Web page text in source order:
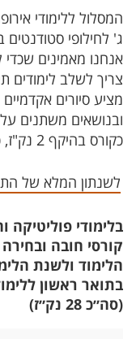
המסלול ללימודי
אנחנו מאמינים שכדי
צריך לשלב לימודים
מציע סיורים
ובנושאים משתנים
כקורס בהיקף 2 נק"ז, כחלק מתוכנית הלימודים.​​
לשנתון המלא של
בלימודי פוליטיקה
קורסי חובה
הלימוד ולשנת
בתואר ראשון
(סה״כ 28 נק״ז)